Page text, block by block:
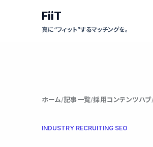
FiiT
真に“フィット”するマッチングを。
ホーム 記事一覧 採用コンテンツハブ
INDUSTRY RECRUITING SEO